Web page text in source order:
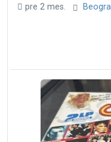
pre 2 mes.